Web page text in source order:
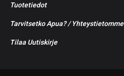
Tuotetiedot
Tarvitsetko Apua? / Yhteystietomme
Tilaa Uutiskirje